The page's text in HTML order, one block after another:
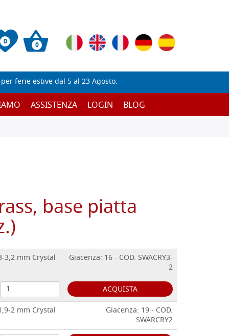
0 0
ferie estive dal 5 al 23 Agosto.
ASSISTENZA LOGIN BLOG
base piatta
3,2 mm Crystal
Giacenza: 16 - COD. SWACRY3-
2
ACQUISTA
2 mm Crystal
Giacenza: 19 - COD.
SWARCRY2